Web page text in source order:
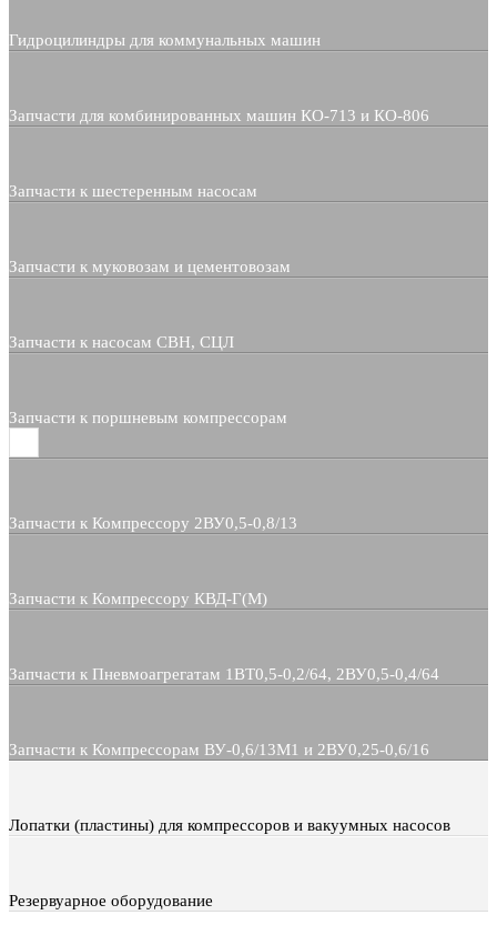
Гидроцилиндры для коммунальных машин
Запчасти для комбинированных машин КО-713 и КО-806
Запчасти к шестеренным насосам
Запчасти к муковозам и цементовозам
Запчасти к насосам СВН, СЦЛ
Запчасти к поршневым компрессорам
Запчасти к Компрессору 2ВУ0,5-0,8/13
Запчасти к Компрессору КВД-Г(М)
Запчасти к Пневмоагрегатам 1ВТ0,5-0,2/64, 2ВУ0,5-0,4/64
Запчасти к Компрессорам ВУ-0,6/13М1 и 2ВУ0,25-0,6/16
Лопатки (пластины) для компрессоров и вакуумных насосов
Резервуарное оборудование